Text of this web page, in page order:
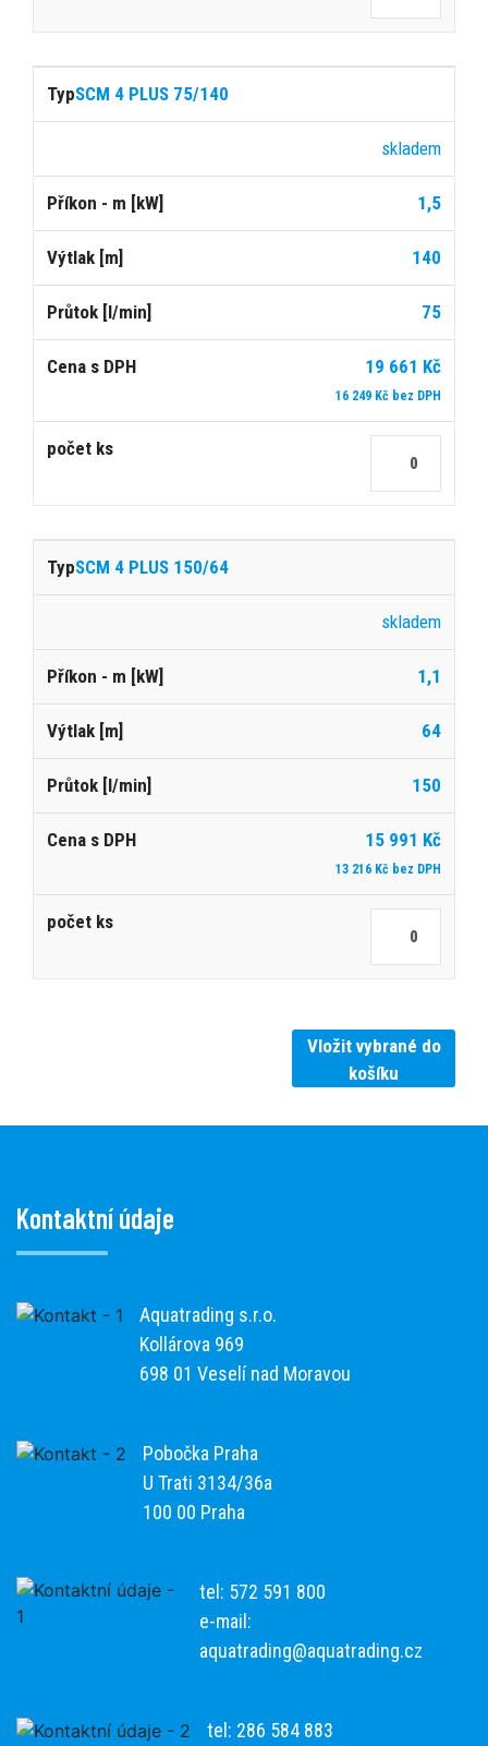
SCM 4 PLUS 75/140
skladem
1,5
140
75
19 661 Kč
16 249 Kč bez DPH
SCM 4 PLUS 150/64
skladem
1,1
64
150
15 991 Kč
13 216 Kč bez DPH
Vložit vybrané do
košíku
Kontaktní údaje
Aquatrading s.r.o.
Kollárova 969
698 01 Veselí nad Moravou
Pobočka Praha
U Trati 3134/36a
100 00 Praha
tel: 572 591 800
e-mail:
aquatrading@aquatrading.cz
tel: 286 584 883